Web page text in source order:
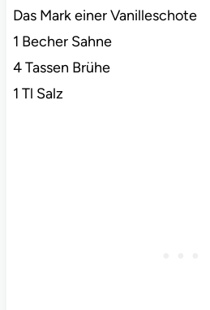
Das Mark einer Vanilleschote
1 Becher Sahne
4 Tassen Brühe
1 Tl Salz